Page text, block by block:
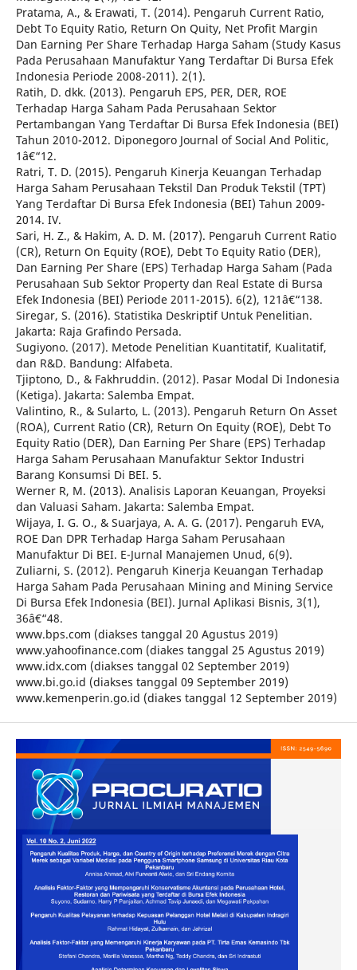
Pratama, A., & Erawati, T. (2014). Pengaruh Current Ratio,
Debt To Equity Ratio, Return On Quity, Net Profit Margin
Dan Earning Per Share Terhadap Harga Saham (Study Kasus
Pada Perusahaan Manufaktur Yang Terdaftar Di Bursa Efek
Indonesia Periode 2008-2011). 2(1).
Ratih, D. dkk. (2013). Pengaruh EPS, PER, DER, ROE
Terhadap Harga Saham Pada Perusahaan Sektor
Pertambangan Yang Terdaftar Di Bursa Efek Indonesia (BEI)
Tahun 2010-2012. Diponegoro Journal of Social And Politic,
1â€“12.
Ratri, T. D. (2015). Pengaruh Kinerja Keuangan Terhadap
Harga Saham Perusahaan Tekstil Dan Produk Tekstil (TPT)
Yang Terdaftar Di Bursa Efek Indonesia (BEI) Tahun 2009-
2014. IV.
Sari, H. Z., & Hakim, A. D. M. (2017). Pengaruh Current Ratio
(CR), Return On Equity (ROE), Debt To Equity Ratio (DER),
Dan Earning Per Share (EPS) Terhadap Harga Saham (Pada
Perusahaan Sub Sektor Property dan Real Estate di Bursa
Efek Indonesia (BEI) Periode 2011-2015). 6(2), 121â€“138.
Siregar, S. (2016). Statistika Deskriptif Untuk Penelitian.
Jakarta: Raja Grafindo Persada.
Sugiyono. (2017). Metode Penelitian Kuantitatif, Kualitatif,
dan R&D. Bandung: Alfabeta.
Tjiptono, D., & Fakhruddin. (2012). Pasar Modal Di Indonesia
(Ketiga). Jakarta: Salemba Empat.
Valintino, R., & Sularto, L. (2013). Pengaruh Return On Asset
(ROA), Current Ratio (CR), Return On Equity (ROE), Debt To
Equity Ratio (DER), Dan Earning Per Share (EPS) Terhadap
Harga Saham Perusahaan Manufaktur Sektor Industri
Barang Konsumsi Di BEI. 5.
Werner R, M. (2013). Analisis Laporan Keuangan, Proyeksi
dan Valuasi Saham. Jakarta: Salemba Empat.
Wijaya, I. G. O., & Suarjaya, A. A. G. (2017). Pengaruh EVA,
ROE Dan DPR Terhadap Harga Saham Perusahaan
Manufaktur Di BEI. E-Jurnal Manajemen Unud, 6(9).
Zuliarni, S. (2012). Pengaruh Kinerja Keuangan Terhadap
Harga Saham Pada Perusahaan Mining and Mining Service
Di Bursa Efek Indonesia (BEI). Jurnal Aplikasi Bisnis, 3(1),
36â€“48.
www.bps.com (diakses tanggal 20 Agustus 2019)
www.yahoofinance.com (diakes tanggal 25 Agustus 2019)
www.idx.com (diakses tanggal 02 September 2019)
www.bi.go.id (diakses tanggal 09 September 2019)
www.kemenperin.go.id (diakes tanggal 12 September 2019)